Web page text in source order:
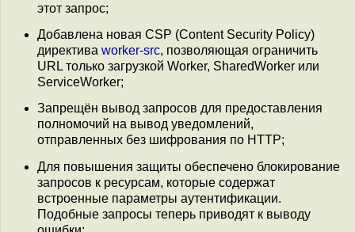
этот запрос;
Добавлена новая CSP (Content Security Policy)
директива worker-src, позволяющая ограничить
URL только загрузкой Worker, SharedWorker или
ServiceWorker;
Запрещён вывод запросов для предоставления
полномочий на вывод уведомлений,
отправленных без шифрования по HTTP;
Для повышения защиты обеспечено блокирование
запросов к ресурсам, которые содержат
встроенные параметры аутентификации.
Подобные запросы теперь приводят к выводу